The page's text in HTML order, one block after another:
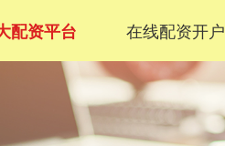
配资平台 在线配资开户